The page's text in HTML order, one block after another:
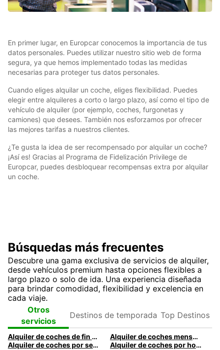
En primer lugar, en Europcar conocemos la importancia de tus
datos personales. Puedes utilizar nuestro sitio web de forma
segura, ya que hemos implementado todas las medidas
necesarias para proteger tus datos personales.
Cuando eliges alquilar un coche, eliges flexibilidad. Puedes
elegir entre alquileres a corto o largo plazo, así como el tipo de
vehículo de alquiler (por ejemplo, coches, furgonetas y
camiones) que desees. También nos esforzamos por ofrecer
las mejores tarifas a nuestros clientes.
¿Te gusta la idea de ser recompensado por alquilar un coche?
¡Así es! Gracias al Programa de Fidelización Privilege de
Europcar, puedes desbloquear recompensas extra por alquilar
un coche.
Búsquedas más frecuentes
Descubre una gama exclusiva de servicios de alquiler,
desde vehículos premium hasta opciones flexibles a
largo plazo o solo de ida. Una experiencia diseñada
para brindar comodidad, flexibilidad y excelencia en
cada viaje.
Otros
servicios
temporada
Destinos
Alquiler de coches de fin de semana
Alquiler de coches mensual
Alquiler de coches por semanas
Alquiler de coches por horas